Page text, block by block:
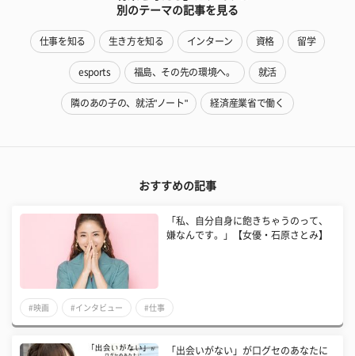
別のテーマの記事を見る
仕事を知る 生き方を知る インターン 資格 留学
esports 福島、その先の環境へ。 就活
隣のあの子の、就活"ノート" 経済産業省で働く
おすすめの記事
「私、自分自身に飽きちゃうのって、
嫌なんです。」【女優・石原さとみ】
#映画 #インタビュー #仕事
「出会いがない」が口グセのあなたに